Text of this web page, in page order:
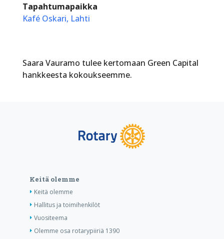
Tapahtumapaikka
Kafé Oskari, Lahti
Saara Vauramo tulee kertomaan Green Capital
hankkeesta kokoukseemme.
Keitä olemme
Keitä olemme
Hallitus ja toimihenkilöt
Vuositeema
Olemme osa rotarypiiriä 1390